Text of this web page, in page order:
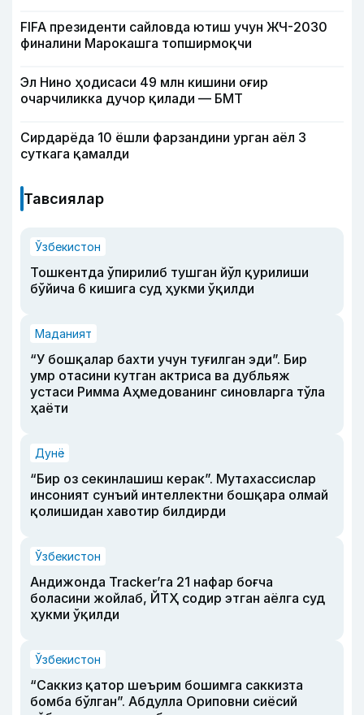
FIFA президенти сайловда ютиш учун ЖЧ-2030
финалини Марокашга топширмоқчи
Эл Нино ҳодисаси 49 млн кишини оғир
очарчиликка дучор қилади — БМТ
Сирдарёда 10 ёшли фарзандини урган аёл 3
суткага қамалди
Тавсиялар
Ўзбекистон
Тошкентда ўпирилиб тушган йўл қурилиши
бўйича 6 кишига суд ҳукми ўқилди
Маданият
“У бошқалар бахти учун туғилган эди”. Бир
умр отасини кутган актриса ва дубльяж
устаси Римма Аҳмедованинг синовларга тўла
ҳаёти
Дунё
“Бир оз секинлашиш керак”. Мутахассислар
инсоният сунъий интеллектни бошқара олмай
қолишидан хавотир билдирди
Ўзбекистон
Андижонда Tracker’га 21 нафар боғча
боласини жойлаб, ЙТҲ содир этган аёлга суд
ҳукми ўқилди
Ўзбекистон
“Саккиз қатор шеърим бошимга саккизта
бомба бўлган”. Абдулла Ориповни сиёсий